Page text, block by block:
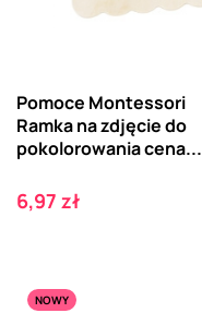
Pomoce Montessori
Ramka na zdjęcie do
pokolorowania cena...
Cena
6,97 zł
NOWY